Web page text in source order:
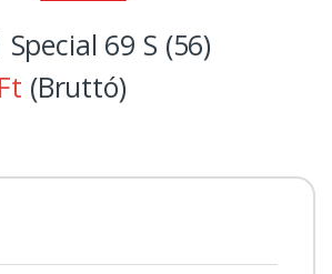
69 S (56)
(Bruttó)